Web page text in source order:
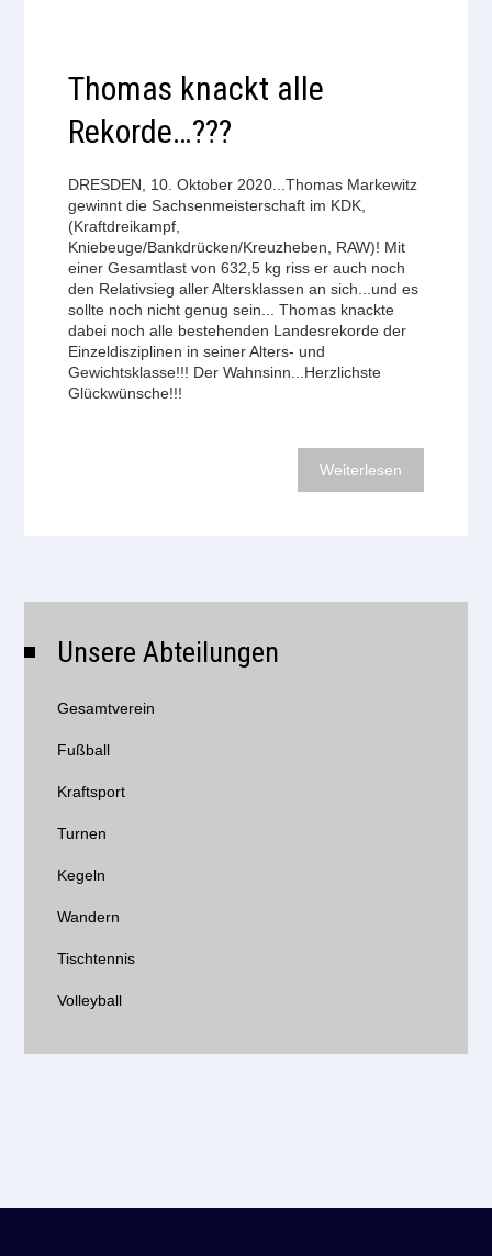
Thomas knackt alle
Rekorde…???
DRESDEN, 10. Oktober 2020...Thomas Markewitz
gewinnt die Sachsenmeisterschaft im KDK,
(Kraftdreikampf,
Kniebeuge/Bankdrücken/Kreuzheben, RAW)! Mit
einer Gesamtlast von 632,5 kg riss er auch noch
den Relativsieg aller Altersklassen an sich...und es
sollte noch nicht genug sein... Thomas knackte
dabei noch alle bestehenden Landesrekorde der
Einzeldisziplinen in seiner Alters- und
Gewichtsklasse!!! Der Wahnsinn...Herzlichste
Glückwünsche!!!
Weiterlesen
Unsere Abteilungen
Gesamtverein
Fußball
Kraftsport
Turnen
Kegeln
Wandern
Tischtennis
Volleyball